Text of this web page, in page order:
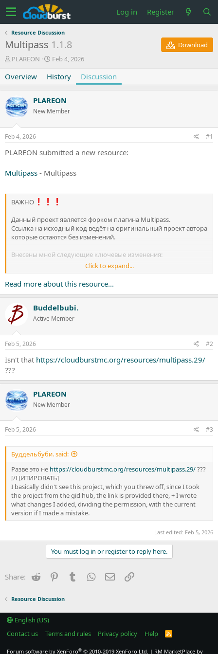
Log in Register
Resource Discussion
Multipass 1.1.8
Download
T
r
e
d
s
a
r
e
PLAREON
S
a
r
d
a
e
Feb 4, 2026
Overview History Discussion
PLAREON
New Member
Feb 4, 2026 #1
PLAREON submitted a new resource:
Multipass - Multipass
ВАЖНО
Данный проект является форком плагина Multipass.
Ссылка на исходный код ведёт на оригинальный проект автора
которые остаются без изменений.
Внесены мной следующие ключевые изменения:
Основные изменения в этом форке:
· Все группы и права (permissions) были разделены на
· В оригинальном проекте был только один permission
multipass.admin, который давал полный доступ ко всем
функциям
· В этой версии реализована детальная система...
Click to expand...
Read more about this resource...
Buddelbubi.
Active Member
Feb 5, 2026 #2
Isn't that https://cloudburstmc.org/resources/multipass.29/
???
PLAREON
New Member
Feb 5, 2026 #3
Буддельбуби. said:
Разве это не https://cloudburstmc.org/resources/multipass.29/???
[/ЦИТИРОВАТЬ]
I basically didn't see this project, which you threw off, since I took
the project from the gid hub, the link is provided there, + I wrote
what changes I added, dividing the permission, with the current
version if I made a mistake.
Last edited: Feb 5, 2026
You must log in or register to reply here.
Share: Reddit PinterestTumblr WhatsApp
EmailLink
Resource Discussion
English (US)
Contact us
Terms and rules Privacy policy Help
R
Forum software by XenForo® © 2010-2019 XenForo Ltd. | RM MarketPlace by